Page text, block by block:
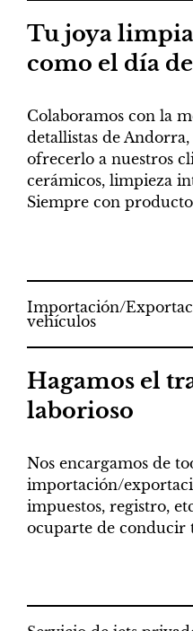
Tu joya
como el día
Colaboramos con la
detallistas de
ofrecerlo a nuestros
cerámicos, limpieza
Siempre con
Importación/
vehículos
Hagamos el
laborioso
Nos encargamos de
importación/
impuestos, registro,
ocuparte de conducir